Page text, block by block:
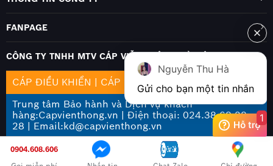
0904.608.606
FANPAGE
CÔNG TY TNHH MTV CÁP VIỄN THÔNG HÀ NỘI
CÁP ĐIỀU KHIỂN | CÁP MẠNG |CÁP QUANG
Trung tâm Bảo hành và Dịch vụ khách
hàng:Capvienthong.vn | Điện thoại: 024.38 68 28
28 | Email:kd@capvienthong.vn
Nguyễn Thu Hà
Gửi cho bạn một tin nhắn
1